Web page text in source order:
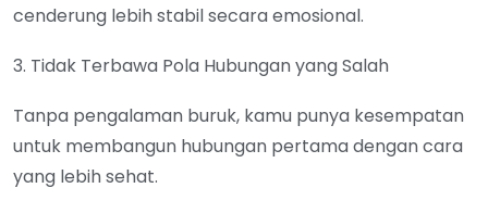
cenderung lebih stabil secara emosional.
3. Tidak Terbawa Pola Hubungan yang Salah
Tanpa pengalaman buruk, kamu punya kesempatan
untuk membangun hubungan pertama dengan cara
yang lebih sehat.